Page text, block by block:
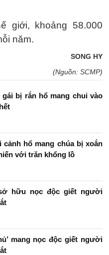
giới, khoảng 58.000
năm.
SONG HY
(Nguồn: SCMP)
bị rắn hổ mang chui vào
cảnh hổ mang chúa bị xoắn
với trăn khổng lồ
hữu nọc độc giết người
mang nọc độc giết người